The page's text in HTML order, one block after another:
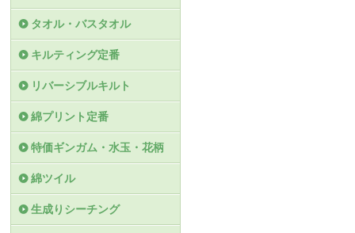
タオル・バスタオル
キルティング定番
リバーシブルキルト
綿プリント定番
特価ギンガム・水玉・花柄
綿ツイル
生成りシーチング